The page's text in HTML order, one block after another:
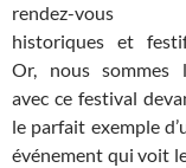
rendez-vous
historiques et
Or, nous sommes
avec ce festival
le parfait exemple
événement qui voit